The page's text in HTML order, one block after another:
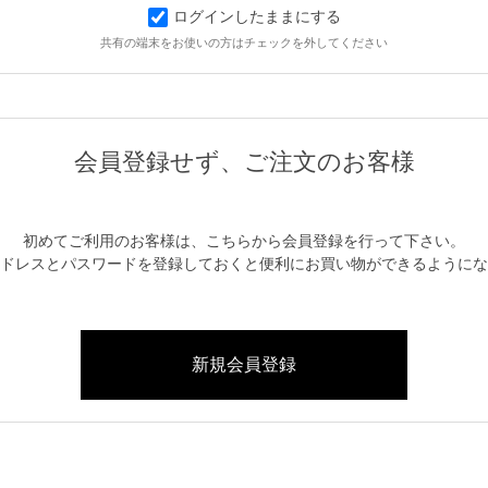
ログインしたままにする
共有の端末をお使いの方はチェックを外してください
初めてご利用のお客様は、こちらから会員登録を行って下さい。
レスとパスワードを登録しておくと便利にお買い物ができるように